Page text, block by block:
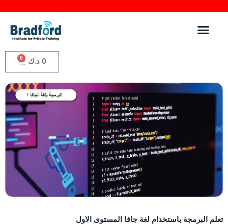
د.ك 0
البرمجة باستخدام لغة جافا المستوى الاول